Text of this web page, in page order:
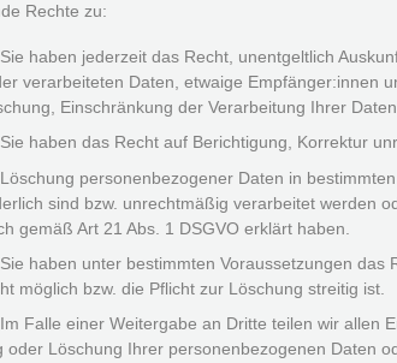
Rechte zu:
Sie haben jederzeit das Recht, unentgeltlich
verarbeiteten Daten, etwaige Empfänger:innen
Einschränkung der Verarbeitung Ihrer
Sie haben das Recht auf Berichtigung, Korrektur
Löschung personenbezogener Daten in
sind bzw. unrechtmäßig verarbeitet werden
gemäß Art 21 Abs. 1 DSGVO erklärt haben.
Sie haben unter bestimmten Voraussetzungen
möglich bzw. die Pflicht zur Löschung streitig ist.
Im Falle einer Weitergabe an Dritte teilen wir allen
oder Löschung Ihrer personenbezogenen Daten